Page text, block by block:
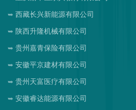
西藏长兴新能源有限公司
陕西升隆机械有限公司
贵州嘉青保险有限公司
安徽平京建材有限公司
贵州天富医疗有限公司
安徽睿达能源有限公司